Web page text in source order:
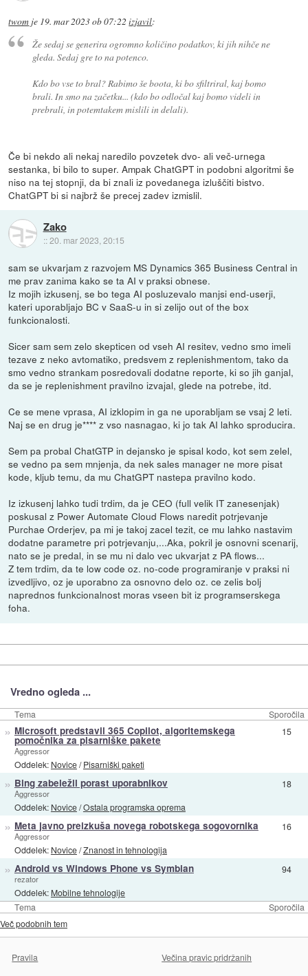
twom je 19. mar 2023 ob 07:22 izjavil:
Že sedaj se generira ogromno količino podatkov, ki jih nihče ne
gleda. Sedaj gre to na potenco.
Kdo bo vse to bral? Rabimo še boota, ki bo sfiltriral, kaj bomo
brali. In smo na začetku... (kdo bo odločal kaj bomo videli in
prebrali, in potemtakem mislili in delali).
Če bi nekdo ali nekaj naredilo povzetek dvo- ali več-urnega
sestanka, bi bilo to super. Ampak ChatGPT in podobni algoritmi še
niso na tej stopnji, da bi znali iz povedanega izluščiti bistvo.
ChatGPT bi si najbrž še precej zadev izmislil.
Zako
::20. mar 2023, 20:15
sam se ukvarjam z razvojem MS Dynamics 365 Business Central in
me prav zanima kako se ta AI v praksi obnese.
Iz mojih izkusenj, se bo tega AI posluzevalo manjsi end-userji,
kateri uporabljajo BC v SaaS-u in si zelijo out of the box
funkcionalosti.
Sicer sam sem zelo skepticen od vseh AI resitev, vedno smo imeli
tezave z neko avtomatiko, predsvem z replenishmentom, tako da
smo vedno strankam posredovali dodatne reporte, ki so jih ganjal,
da se je replenishment pravilno izvajal, glede na potrebe, itd.
Ce se mene vprasa, AI izklopim in ga ne uporabljam se vsaj 2 leti.
Naj se en drug je**** z vso nasnagao, ki jo tak AI lahko sproducira.
Sem pa probal ChatGTP in dejansko je spisal kodo, kot sem zelel,
se vedno pa sem mnjenja, da nek sales manager ne more pisat
kode, kljub temu, da mu ChatGPT nastepa pravilno kodo.
Iz izkusenj lahko tudi trdim, da je CEO (full velik IT zanesenjak)
poskusal z Power Automate Cloud Flows naredit potrjevanje
Purchae Orderjev, pa mi je takoj zacel tezit, ce mu lahko nastavim
dodatne parametre pri potrjevanju,...Aka, pokril je osnovni scenarij,
nato se je predal, in se mu ni dalo vec ukvarjat z PA flows...
Z tem trdim, da te low code oz. no-code programiranje v praksi ni
izvedljivo, oz je uporabno za osnovno delo oz. ce zelis bolj
naprednos funkcionalnost moras vseen bit iz programserskega
foha.
Vredno ogleda ...
Tema Sporočila
Tema Sporočila
» Microsoft predstavil 365 Copilot, algoritemskega
pomočnika za pisarniške pakete
Aggressor
Oddelek: Novice/Pisarniški paketi
15
» Bing zabeležil porast uporabnikov
Aggressor
Oddelek: Novice/Ostala programska oprema
18
» Meta javno preizkuša novega robotskega sogovornika
Aggressor
Oddelek: Novice/Znanost in tehnologija
16
» Android vs Windows Phone vs Symbian
rezator
Oddelek: Mobilne tehnologije
94
Več podobnih tem
Pravila
Večina pravic pridržanih